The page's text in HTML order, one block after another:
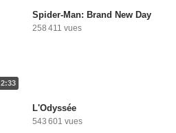
2:33
Spider-Man: Brand New Day
258 411 vues
L'Odyssée
543 601 vues